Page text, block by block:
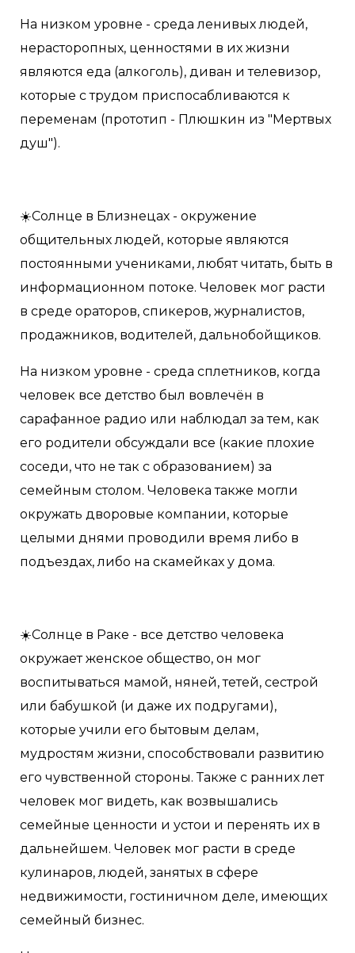
На низком уровне - среда ленивых людей,
нерасторопных, ценностями в их жизни
являются еда (алкоголь), диван и телевизор,
которые с трудом приспосабливаются к
переменам (прототип - Плюшкин из "Мертвых
душ").
☀️Солнце в Близнецах - окружение
общительных людей, которые являются
постоянными учениками, любят читать, быть в
информационном потоке. Человек мог расти
в среде ораторов, спикеров, журналистов,
продажников, водителей, дальнобойщиков.
На низком уровне - среда сплетников, когда
человек все детство был вовлечён в
сарафанное радио или наблюдал за тем, как
его родители обсуждали все (какие плохие
соседи, что не так с образованием) за
семейным столом. Человека также могли
окружать дворовые компании, которые
целыми днями проводили время либо в
подъездах, либо на скамейках у дома.
☀️Солнце в Раке - все детство человека
окружает женское общество, он мог
воспитываться мамой, няней, тетей, сестрой
или бабушкой (и даже их подругами),
которые учили его бытовым делам,
мудростям жизни, способствовали развитию
его чувственной стороны. Также с ранних лет
человек мог видеть, как возвышались
семейные ценности и устои и перенять их в
дальнейшем. Человек мог расти в среде
кулинаров, людей, занятых в сфере
недвижимости, гостиничном деле, имеющих
семейный бизнес.